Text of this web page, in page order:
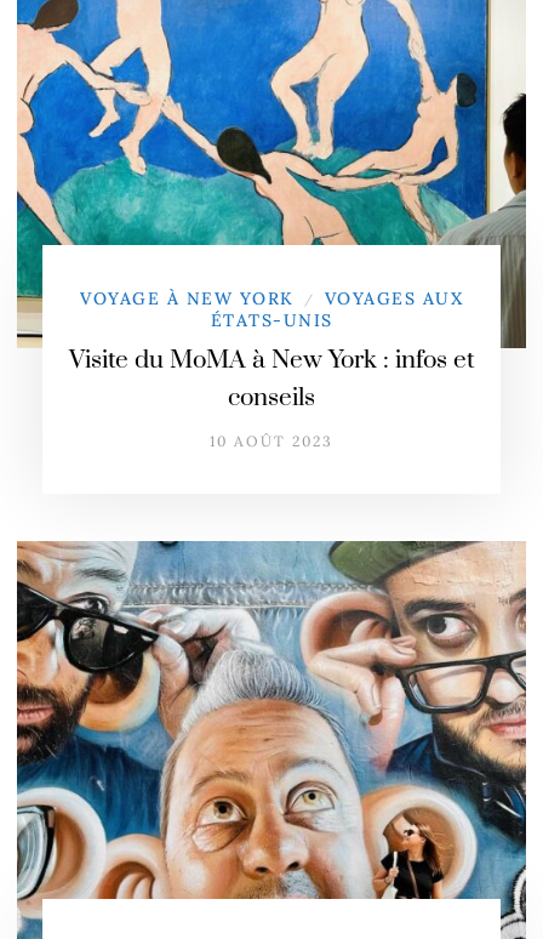
VOYAGE À NEW YORK /
VOYAGES AUX
ÉTATS-UNIS
Visite du MoMA à New York : infos et
conseils
10 AOÛT 2023